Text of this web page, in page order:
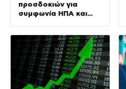
προσδοκιών για
συμφωνία ΗΠΑ και